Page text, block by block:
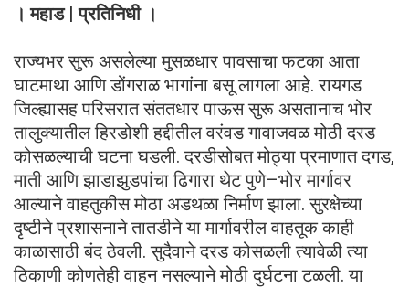
। महाड | प्रतिनिधी ।
राज्यभर सुरू असलेल्या मुसळधार पावसाचा फटका आता
घाटमाथा आणि डोंगराळ भागांना बसू लागला आहे. रायगड
जिल्ह्यासह परिसरात संततधार पाऊस सुरू असतानाच भोर
तालुक्यातील हिरडोशी हद्दीतील वरंवड गावाजवळ मोठी दरड
कोसळल्याची घटना घडली. दरडीसोबत मोठ्या प्रमाणात दगड,
माती आणि झाडाझुडपांचा ढिगारा थेट पुणे–भोर मार्गावर
आल्याने वाहतुकीस मोठा अडथळा निर्माण झाला. सुरक्षेच्या
दृष्टीने प्रशासनाने तातडीने या मार्गावरील वाहतूक काही
काळासाठी बंद ठेवली. सुदैवाने दरड कोसळली त्यावेळी त्या
ठिकाणी कोणतेही वाहन नसल्याने मोठी दुर्घटना टळली. या